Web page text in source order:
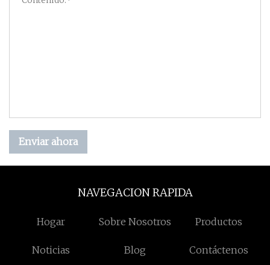
Enviar ahora
NAVEGACION RAPIDA
Hogar Sobre Nosotros Productos
Noticias Blog Contáctenos